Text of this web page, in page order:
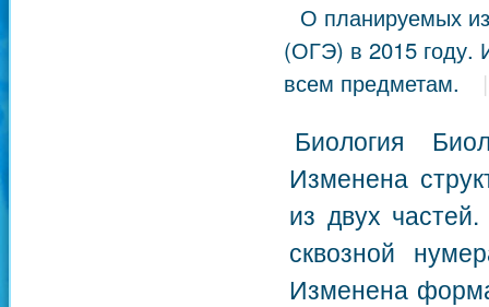
О планируемых
(ОГЭ) в 2015 году.
всем предметам.
Биология
Изменена
из двух
сквозной
Изменена